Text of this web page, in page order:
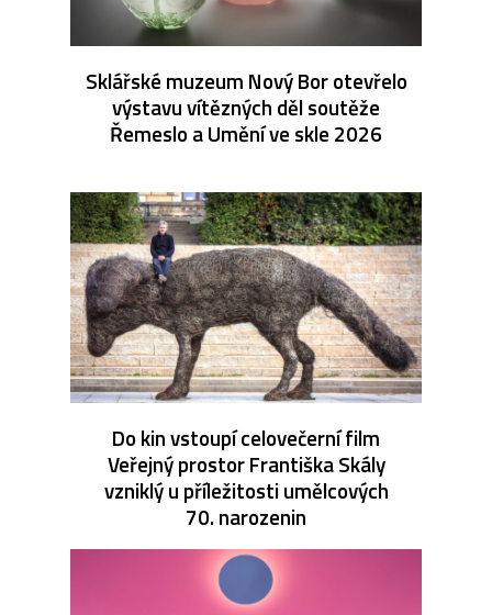
Sklářské muzeum Nový Bor otevřelo
výstavu vítězných děl soutěže
Řemeslo a Umění ve skle 2026
Do kin vstoupí celovečerní film
Veřejný prostor Františka Skály
vzniklý u příležitosti umělcových
70. narozenin